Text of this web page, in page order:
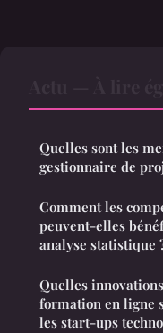
Quelles sont les
gestionnaire de
Comment les
peuvent-elles
analyse statistique
Quelles
formation en ligne
les start-ups